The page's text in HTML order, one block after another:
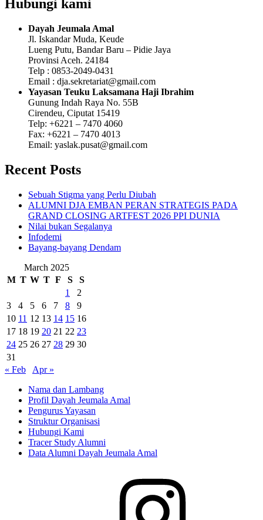
Hubungi kami
Dayah Jeumala Amal
Jl. Iskandar Muda, Keude
Lueng Putu, Bandar Baru – Pidie Jaya
Provinsi Aceh. 24184
Telp : 0853-2049-0431
Email : dja.sekretariat@gmail.com
Yayasan Teuku Laksamana Haji Ibrahim
Gunung Indah Raya No. 55B
Cirendeu, Ciputat 15419
Telp: +6221 – 7470 4060
Fax: +6221 – 7470 4013
Email: yaslak.pusat@gmail.com
Recent Posts
Sebuah Stigma yang Perlu Diubah
ALUMNI DJA EMBAN PERAN STRATEGIS PADA
GRAND CLOSING ARTFEST 2026 PPI DUNIA
Nilai bukan Segalanya
Infodemi
Bayang-bayang Dendam
March 2025
M T W T F S
S
1
2
3
4 5 6 7 8
9
10 11 12 13 14 15 16
17 18 19 20 21 22 23
24 25 26 27 28 29 30
31
« Feb
Apr »
Nama dan Lambang
Profil Dayah Jeumala Amal
Pengurus Yayasan
Struktur Organisasi
Hubungi Kami
Tracer Study Alumni
Data Alumni Dayah Jeumala Amal